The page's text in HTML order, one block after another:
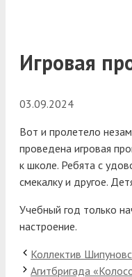
Игровая
03.09.2024
Вот и пролетело
проведена игровая
к школе. Ребята с
смекалку и другое.
Учебный год только
настроение.
Коллектив
Агитбригада